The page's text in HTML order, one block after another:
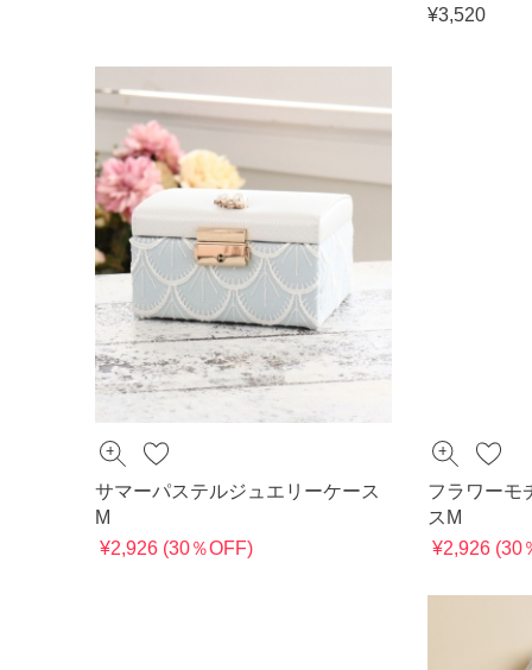
¥3,520
サマーパステルジュエリーケース
M
¥2,926 (30％OFF)
フラワーモ
スM
¥2,926 (30